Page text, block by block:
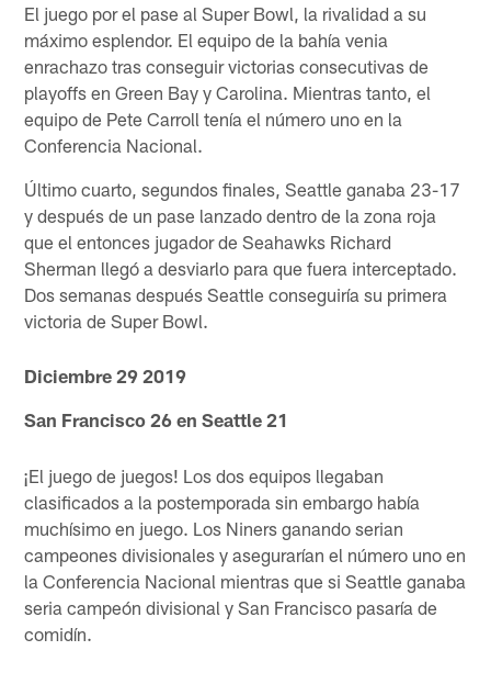
El juego por el pase al Super Bowl, la rivalidad a su
máximo esplendor. El equipo de la bahía venia
enrachazo tras conseguir victorias consecutivas de
playoffs en Green Bay y Carolina. Mientras tanto, el
equipo de Pete Carroll tenía el número uno en la
Conferencia Nacional.
Último cuarto, segundos finales, Seattle ganaba 23-17
y después de un pase lanzado dentro de la zona roja
que el entonces jugador de Seahawks Richard
Sherman llegó a desviarlo para que fuera interceptado.
Dos semanas después Seattle conseguiría su primera
victoria de Super Bowl.
Diciembre 29 2019
San Francisco 26 en Seattle 21
¡El juego de juegos! Los dos equipos llegaban
clasificados a la postemporada sin embargo había
muchísimo en juego. Los Niners ganando serian
campeones divisionales y asegurarían el número uno en
la Conferencia Nacional mientras que si Seattle ganaba
seria campeón divisional y San Francisco pasaría de
comidín.